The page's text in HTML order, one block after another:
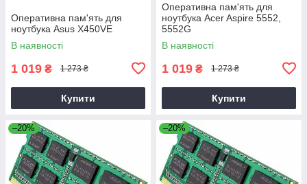
Оперативна пам'ять для
ноутбука Asus X450VE
В наявності
1 019 ₴ 1 273 ₴
Купити
Оперативна пам'ять для
ноутбука Acer Aspire 5552,
5552G
В наявності
1 019 ₴ 1 273 ₴
Купити
–20% –20%